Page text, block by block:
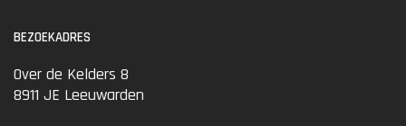
BEZOEKADRES
Over de Kelders 8
8911 JE Leeuwarden